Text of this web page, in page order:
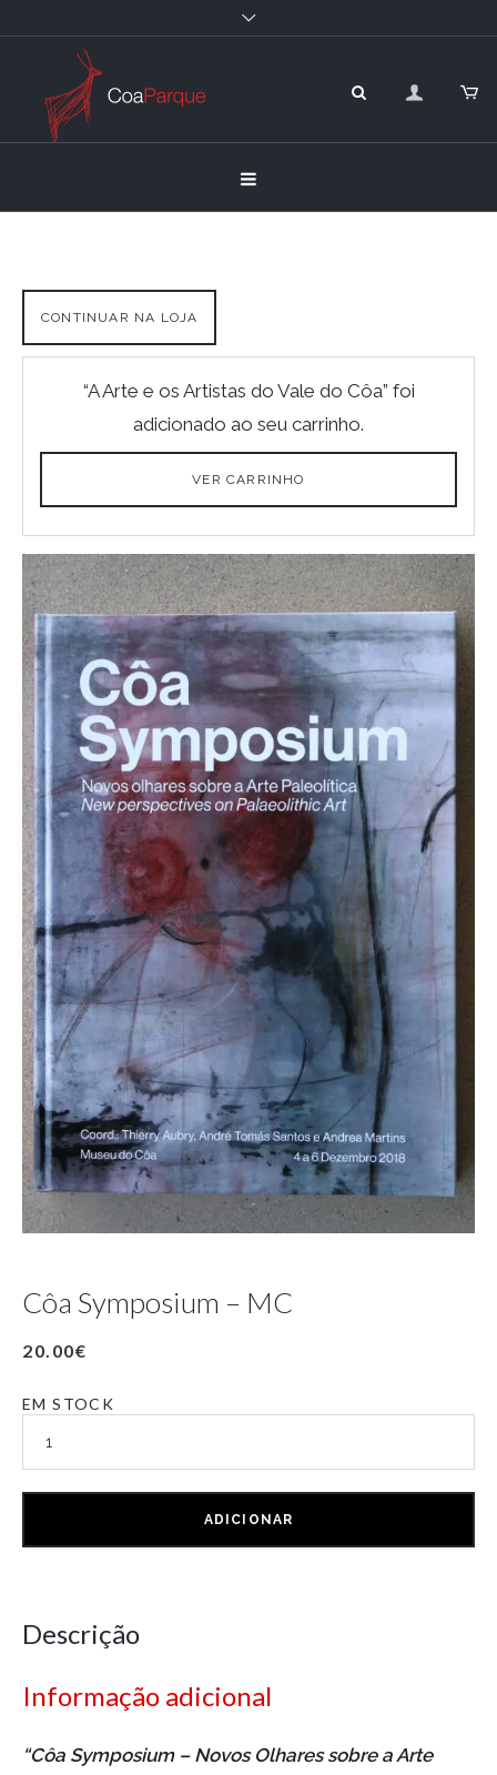
CONTINUAR NA LOJA
“A Arte e os Artistas do Vale do Côa” foi
adicionado ao seu carrinho.
VER CARRINHO
Côa Symposium – MC
20.00€
EM STOCK
ADICIONAR
Descrição
Informação adicional
“Côa Symposium – Novos Olhares sobre a Arte